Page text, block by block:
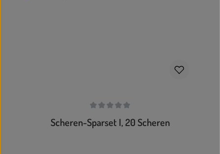
Durchschnittliche Bewertung von 0 von 5 Sternen
Scheren-Sparset I, 20 Scheren